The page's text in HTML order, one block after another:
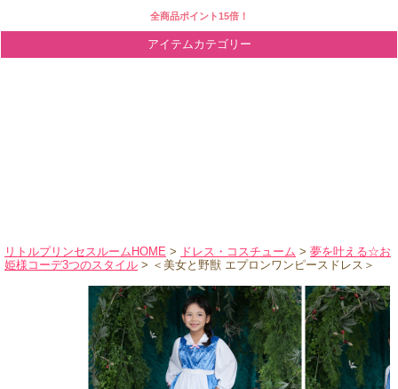
全商品ポイント15倍！
アイテムカテゴリー
リトルプリンセスルームHOME > ドレス・コスチューム > 夢を叶える☆お
姫様コーデ3つのスタイル > ＜美女と野獣 エプロンワンピースドレス＞
ディズニープリンセス
ディズニキャラクター
アウトレット
ショッピングインフォメーション
会社概要
お支払・送料